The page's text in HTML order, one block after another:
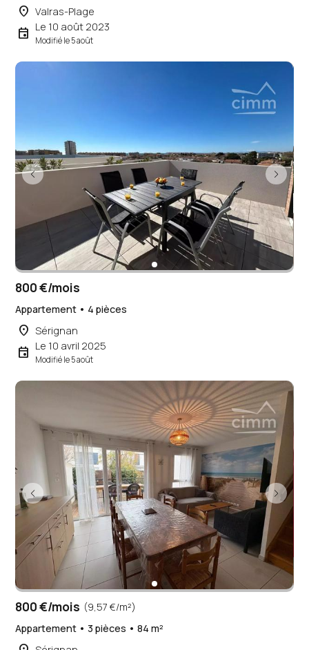
place Valras-Plage
event Le 10 août 2023
Modifié le 5 août
800 €/mois
Appartement • 4 pièces
place Sérignan
event Le 10 avril 2025
Modifié le 5 août
800 €/mois (9,57 €/m²)
Appartement • 3 pièces • 84 m²